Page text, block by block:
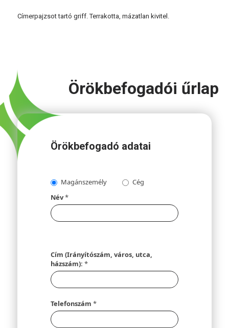
Címerpajzsot tartó griff. Terrakotta, mázatlan kivitel.
Örökbefogadói űrlap
Örökbefogadó adatai
Magánszemély
Cég
Név*
Cím (Irányítószám, város, utca,
házszám): *
Telefonszám *